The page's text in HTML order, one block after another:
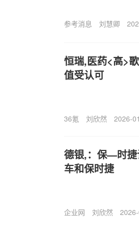
参考消息 刘慧卿
恒瑞,医药<高>
值受认可
36氪 刘欣然 2026-
德银,：保—时捷
车和保时捷
企业网 刘欣然